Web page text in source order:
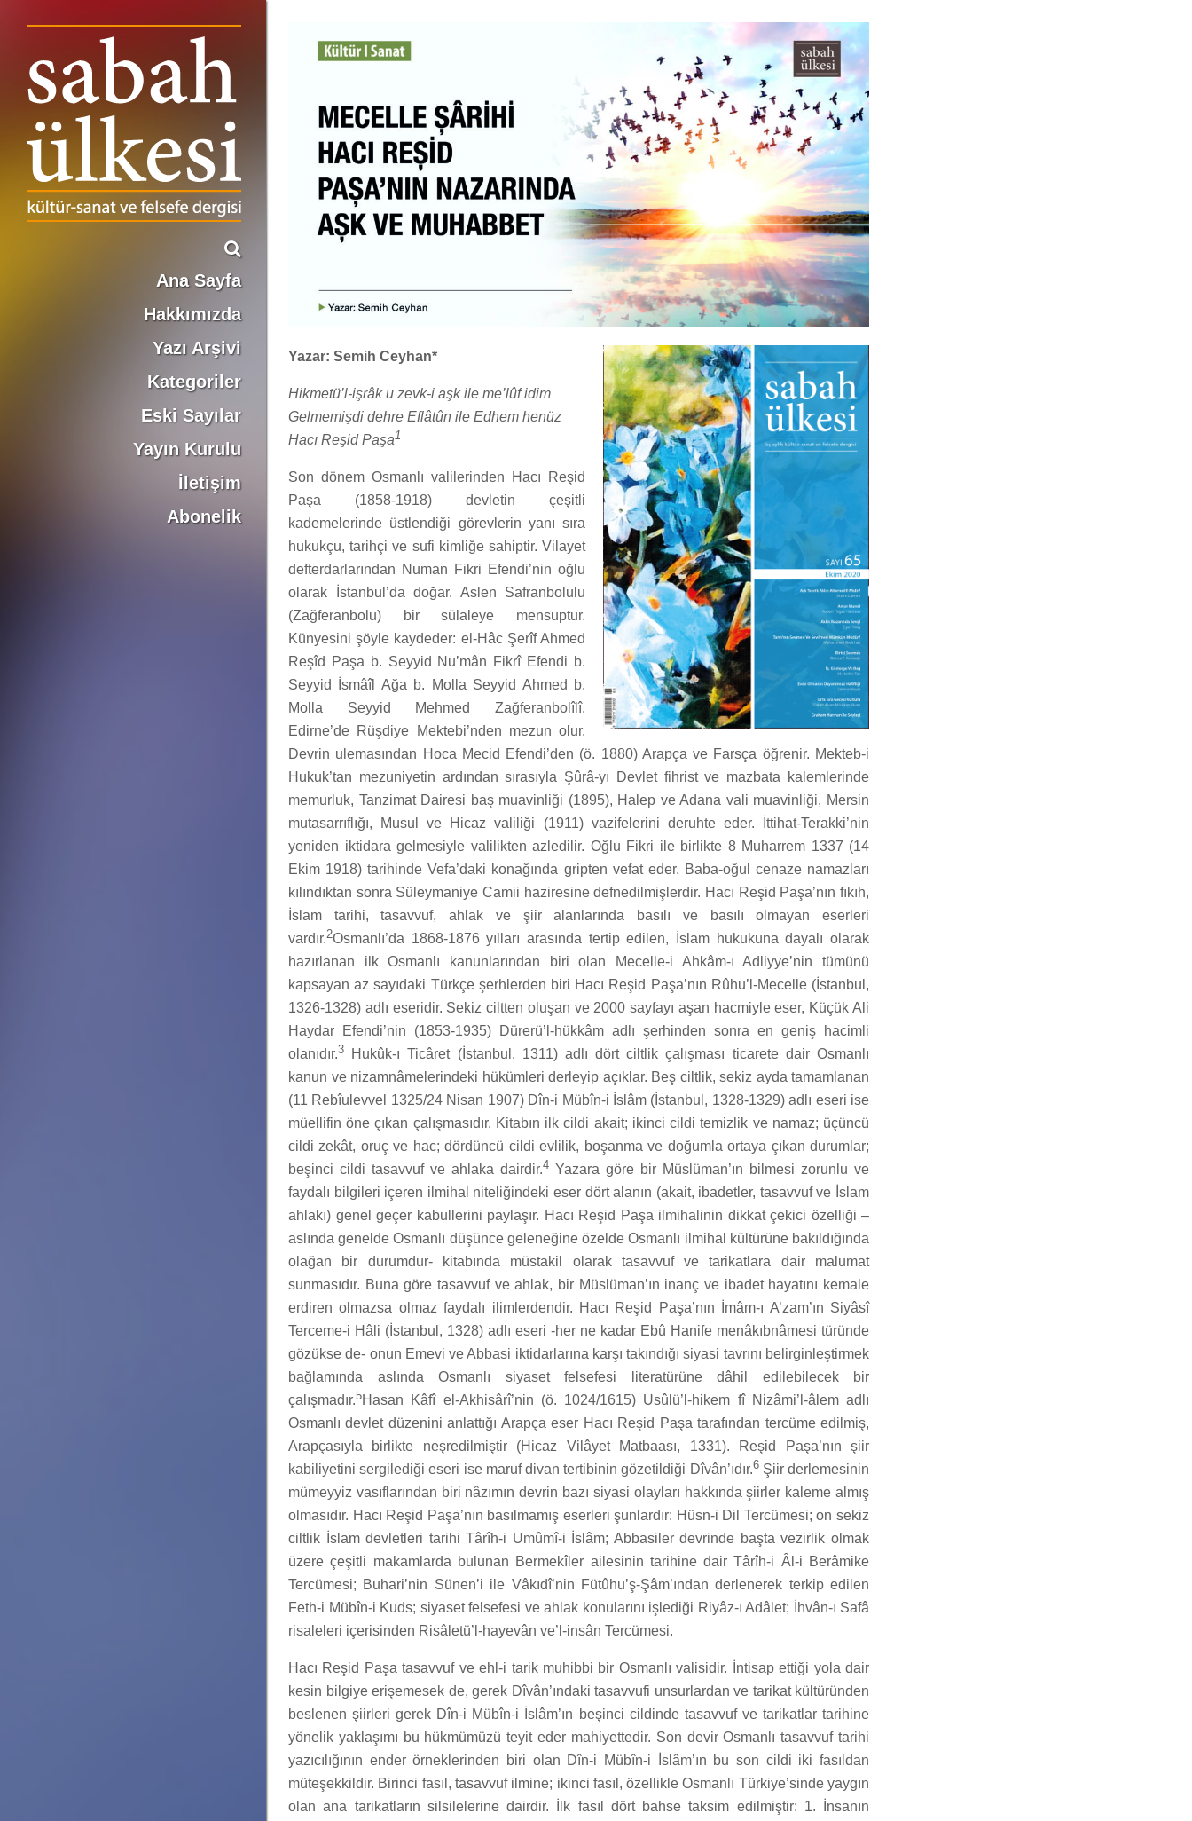
Ana Sayfa
Hakkımızda
Yazı Arşivi
Kategoriler
Eski Sayılar
Yayın Kurulu
İletişim
Abonelik
Yazar: Semih Ceyhan*
Hikmetü’l-işrâk u zevk-i aşk ile me’lûf idim
Gelmemişdi dehre Eflâtûn ile Edhem henüz
Hacı Reşid Paşa 1
Son dönem Osmanlı valilerinden Hacı Reşid
Paşa (1858-1918) devletin çeşitli
kademelerinde üstlendiği görevlerin yanı sıra
hukukçu, tarihçi ve sufi kimliğe sahiptir. Vilayet
defterdarlarından Numan Fikri Efendi’nin oğlu
olarak İstanbul’da doğar. Aslen Safranbolulu
(Zağferanbolu) bir sülaleye mensuptur.
Künyesini şöyle kaydeder: el-Hâc Şerîf Ahmed
Reşîd Paşa b. Seyyid Nu’mân Fikrî Efendi b.
Seyyid İsmâîl Ağa b. Molla Seyyid Ahmed b.
Molla Seyyid Mehmed Zağferanbolîlî.
Edirne’de Rüşdiye Mektebi’nden mezun olur.
Devrin ulemasından Hoca Mecid Efendi’den (ö. 1880) Arapça ve Farsça öğrenir. Mekteb-i
Hukuk’tan mezuniyetin ardından sırasıyla Şûrâ-yı Devlet fihrist ve mazbata kalemlerinde
memurluk, Tanzimat Dairesi baş muavinliği (1895), Halep ve Adana vali muavinliği, Mersin
mutasarrıflığı, Musul ve Hicaz valiliği (1911) vazifelerini deruhte eder. İttihat-Terakki’nin
yeniden iktidara gelmesiyle valilikten azledilir. Oğlu Fikri ile birlikte 8 Muharrem 1337 (14
Ekim 1918) tarihinde Vefa’daki konağında gripten vefat eder. Baba-oğul cenaze namazları
kılındıktan sonra Süleymaniye Camii haziresine defnedilmişlerdir. Hacı Reşid Paşa’nın fıkıh,
İslam tarihi, tasavvuf, ahlak ve şiir alanlarında basılı ve basılı olmayan eserleri
vardır.2Osmanlı’da 1868-1876 yılları arasında tertip edilen, İslam hukukuna dayalı olarak
hazırlanan ilk Osmanlı kanunlarından biri olan Mecelle-i Ahkâm-ı Adliyye’nin tümünü
kapsayan az sayıdaki Türkçe şerhlerden biri Hacı Reşid Paşa’nın Rûhu’l-Mecelle (İstanbul,
1326-1328) adlı eseridir. Sekiz ciltten oluşan ve 2000 sayfayı aşan hacmiyle eser, Küçük Ali
Haydar Efendi’nin (1853-1935) Dürerü’l-hükkâm adlı şerhinden sonra en geniş hacimli
olanıdır.3 Hukûk-ı Ticâret (İstanbul, 1311) adlı dört ciltlik çalışması ticarete dair Osmanlı
kanun ve nizamnâmelerindeki hükümleri derleyip açıklar. Beş ciltlik, sekiz ayda tamamlanan
(11 Rebîulevvel 1325/24 Nisan 1907) Dîn-i Mübîn-i İslâm (İstanbul, 1328-1329) adlı eseri ise
müellifin öne çıkan çalışmasıdır. Kitabın ilk cildi akait; ikinci cildi temizlik ve namaz; üçüncü
cildi zekât, oruç ve hac; dördüncü cildi evlilik, boşanma ve doğumla ortaya çıkan durumlar;
beşinci cildi tasavvuf ve ahlaka dairdir.4 Yazara göre bir Müslüman’ın bilmesi zorunlu ve
faydalı bilgileri içeren ilmihal niteliğindeki eser dört alanın (akait, ibadetler, tasavvuf ve İslam
ahlakı) genel geçer kabullerini paylaşır. Hacı Reşid Paşa ilmihalinin dikkat çekici özelliği –
aslında genelde Osmanlı düşünce geleneğine özelde Osmanlı ilmihal kültürüne bakıldığında
olağan bir durumdur- kitabında müstakil olarak tasavvuf ve tarikatlara dair malumat
sunmasıdır. Buna göre tasavvuf ve ahlak, bir Müslüman’ın inanç ve ibadet hayatını kemale
erdiren olmazsa olmaz faydalı ilimlerdendir. Hacı Reşid Paşa’nın İmâm-ı A’zam’ın Siyâsî
Terceme-i Hâli (İstanbul, 1328) adlı eseri -her ne kadar Ebû Hanife menâkıbnâmesi türünde
gözükse de- onun Emevi ve Abbasi iktidarlarına karşı takındığı siyasi tavrını belirginleştirmek
bağlamında aslında Osmanlı siyaset felsefesi literatürüne dâhil edilebilecek bir
çalışmadır.5Hasan Kâfî el-Akhisârî’nin (ö. 1024/1615) Usûlü’l-hikem fî Nizâmi’l-âlem adlı
Osmanlı devlet düzenini anlattığı Arapça eser Hacı Reşid Paşa tarafından tercüme edilmiş,
Arapçasıyla birlikte neşredilmiştir (Hicaz Vilâyet Matbaası, 1331). Reşid Paşa’nın şiir
kabiliyetini sergilediği eseri ise maruf divan tertibinin gözetildiği Dîvân’ıdır.6Şiir derlemesinin
mümeyyiz vasıflarından biri nâzımın devrin bazı siyasi olayları hakkında şiirler kaleme almış
olmasıdır. Hacı Reşid Paşa’nın basılmamış eserleri şunlardır: Hüsn-i Dil Tercümesi; on sekiz
ciltlik İslam devletleri tarihi Târîh-i Umûmî-i İslâm; Abbasiler devrinde başta vezirlik olmak
üzere çeşitli makamlarda bulunan Bermekîler ailesinin tarihine dair Târîh-i Âl-i Berâmike
Tercümesi; Buhari’nin Sünen’i ile Vâkıdî’nin Fütûhu’ş-Şâm’ından derlenerek terkip edilen
Feth-i Mübîn-i Kuds; siyaset felsefesi ve ahlak konularını işlediği Riyâz-ı Adâlet; İhvân-ı Safâ
risaleleri içerisinden Risâletü’l-hayevân ve’l-insân Tercümesi.
Hacı Reşid Paşa tasavvuf ve ehl-i tarik muhibbi bir Osmanlı valisidir. İntisap ettiği yola dair
kesin bilgiye erişemesek de, gerek Dîvân’ındaki tasavvufi unsurlardan ve tarikat kültüründen
beslenen şiirleri gerek Dîn-i Mübîn-i İslâm’ın beşinci cildinde tasavvuf ve tarikatlar tarihine
yönelik yaklaşımı bu hükmümüzü teyit eder mahiyettedir. Son devir Osmanlı tasavvuf tarihi
yazıcılığının ender örneklerinden biri olan Dîn-i Mübîn-i İslâm’ın bu son cildi iki fasıldan
müteşekkildir. Birinci fasıl, tasavvuf ilmine; ikinci fasıl, özellikle Osmanlı Türkiye’sinde yaygın
olan ana tarikatların silsilelerine dairdir. İlk fasıl dört bahse taksim edilmiştir: 1. İnsanın